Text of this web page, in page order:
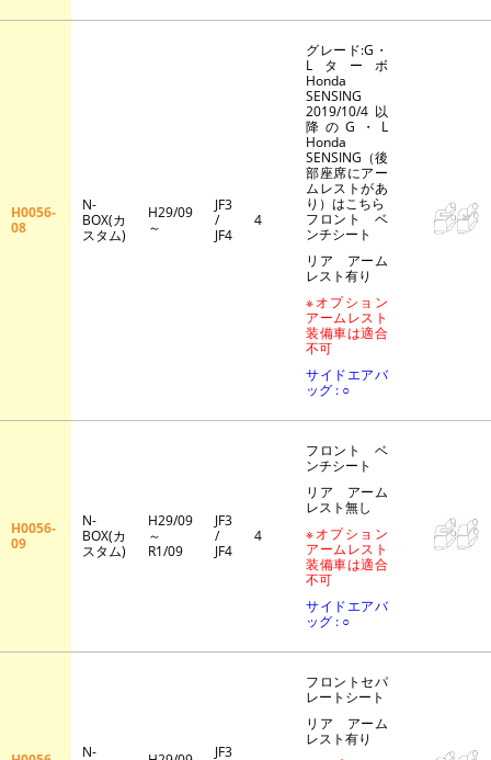
H0056-
08
N-
BOX(カ
スタム)
H29/09
～
JF3
/
JF4
4
グレード:G・
Lターボ
Honda
SENSING
2019/10/4以
降のG・L
Honda
SENSING（後
部座席にアー
ムレストがあ
り）はこちら
フロント ベ
ンチシート
リア アーム
レスト有り
※オプション
アームレスト
装備車は適合
不可
サイドエアバ
ッグ : ○
H0056-
09
N-
BOX(カ
スタム)
H29/09
～
R1/09
JF3
/
JF4
4
フロント ベ
ンチシート
リア アーム
レスト無し
※オプション
アームレスト
装備車は適合
不可
サイドエアバ
ッグ : ○
N-
JF3
フロントセパ
レートシート
リア アーム
レスト有り